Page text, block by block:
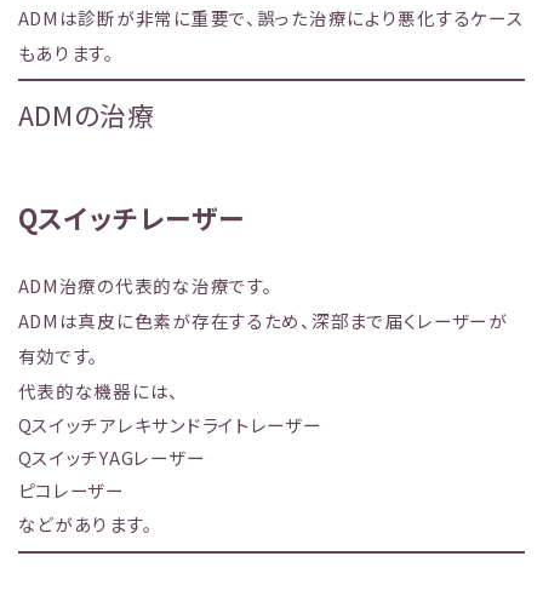
ADMは診断が非常に重要で、誤った治療により悪化するケース
もあります。
ADMの治療
Qスイッチレーザー
ADM治療の代表的な治療です。
ADMは真皮に色素が存在するため、深部まで届くレーザーが
有効です。
代表的な機器には、
Qスイッチアレキサンドライトレーザー
QスイッチYAGレーザー
ピコレーザー
などがあります。